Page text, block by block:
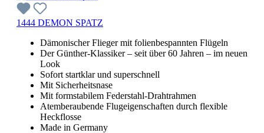
1444 DEMON SPATZ
Dämonischer Flieger mit folienbespannten Flügeln
Der Günther-Klassiker – seit über 60 Jahren – im neuen
Look
Sofort startklar und superschnell
Mit Sicherheitsnase
Mit formstabilem Federstahl-Drahtrahmen
Atemberaubende Flugeigenschaften durch flexible
Heckflosse
Made in Germany